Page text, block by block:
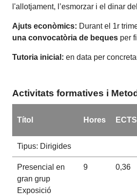
l'allotjament, l’esmorzar i el dinar
Ajuts econòmics: Durant el 1r
una convocatòria de beques per
Tutoria inicial: en data per
Activitats formatives i
Títol Hores ECTS
Tipus: Dirigides
Presencial en
gran grup
Exposició
9 0,36